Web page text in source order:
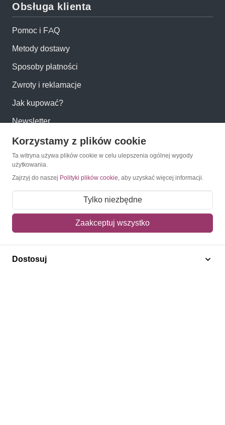
Obsługa klienta
Pomoc i FAQ
Metody dostawy
Sposoby płatności
Zwroty i reklamacje
Jak kupować?
Newsletter
Konto
Moje konto
Mój koszyk
Adres dostawy
Polecamy
Korzystamy z plików cookie
Ta witryna używa plików cookie w celu ulepszenia ogólnej wygody
użytkowania.
Zajrzyj do naszej Polityki plików cookie, aby uzyskać więcej informacji.
Tylko niezbędne
Zaakceptuj wszystko
Dostosuj